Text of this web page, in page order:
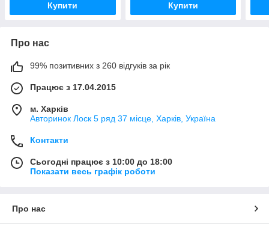
Купити Купити
Про нас
99% позитивних з 260 відгуків за рік
Працює з 17.04.2015
м. Харків
Авторинок Лоск 5 ряд 37 місце, Харків, Україна
Контакти
Сьогодні працює з 10:00 до 18:00
Показати весь графік роботи
Про нас